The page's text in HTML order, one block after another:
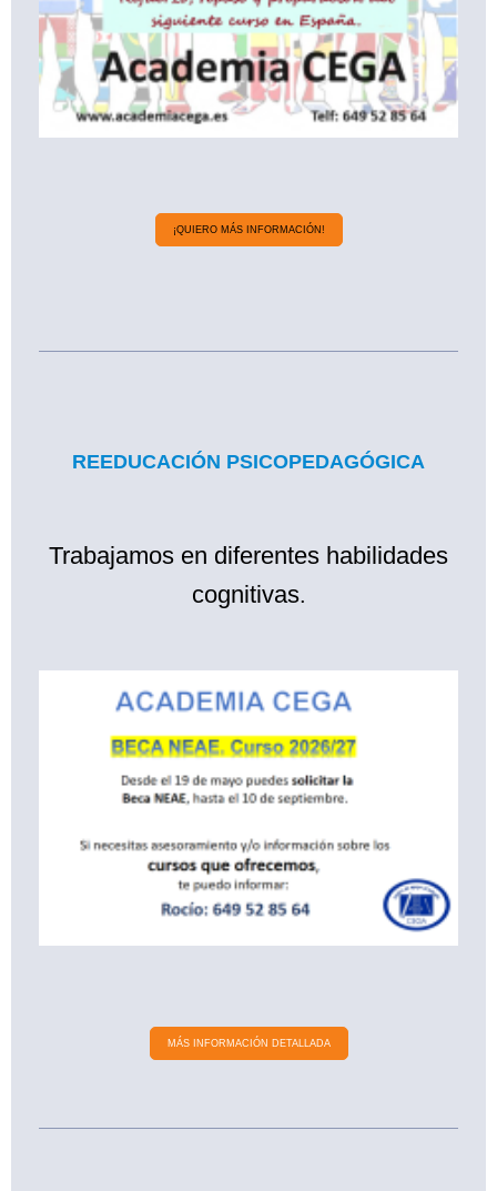
¡QUIERO MÁS INFORMACIÓN!
REEDUCACIÓN PSICOPEDAGÓGICA
Trabajamos en diferentes habilidades
cognitivas.
MÁS INFORMACIÓN DETALLADA